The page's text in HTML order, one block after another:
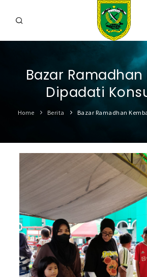
PROFIL
INFORMASI
SARANA & PRASARANA
DATA TERBUKA
BERITA
Bazar
Dipadati
Home Berita Bazar Ramadhan